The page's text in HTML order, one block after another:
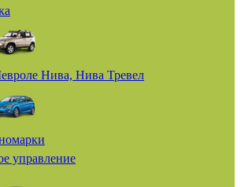
Нива, Нива Тревел
управление